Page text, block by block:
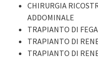
CHIRURGIA
ADDOMINALE
TRAPIANTO DI
TRAPIANTO DI
TRAPIANTO DI